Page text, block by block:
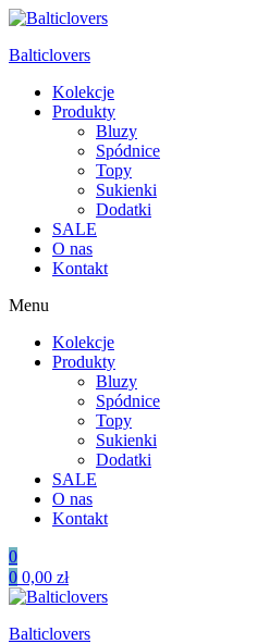
Balticlovers
Kolekcje
Produkty
Bluzy
Spódnice
Topy
Sukienki
Dodatki
SALE
O nas
Kontakt
Menu
Kolekcje
Produkty
Bluzy
Spódnice
Topy
Sukienki
Dodatki
SALE
O nas
Kontakt
0
0 0,00 zł
Balticlovers